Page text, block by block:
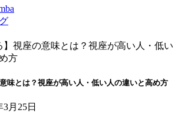
】視座の意味とは？視座が高い人・低い
方
味とは？視座が高い人・低い人の違いと高め方
月25日